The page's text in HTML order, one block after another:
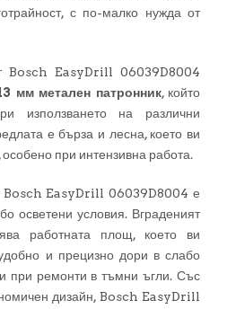
с по-малко нужда от
Bosch EasyDrill 06039D8004
мм метален патронник, който
използването на различни
е бърза и лесна, което ви
при интензивна работа.
Bosch EasyDrill 06039D8004 е
осветени условия. Вграденият
работната площ, което ви
и прецизно дори в слабо
при ремонти в тъмни ъгли. Със
дизайн, Bosch EasyDrill